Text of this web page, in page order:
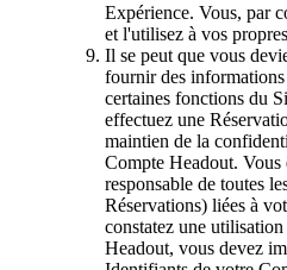
Expérience. Vous, par
et l'utilisez à vos
Il se peut que vous
fournir des
certaines fonctions du
effectuez une
maintien de la
Compte Headout. Vous
responsable de toutes
Réservations) liées à
constatez une
Headout, vous devez